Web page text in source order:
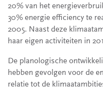
20% van het
30% energie efficiency te
2005. Naast deze
haar eigen activiteiten in
De planologische
hebben gevolgen voor de
relatie tot de